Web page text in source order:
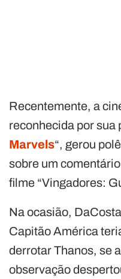
Recentemente, a
reconhecida por sua
Marvels“, gerou
sobre um
filme “Vingadores:
Na ocasião,
Capitão América
derrotar Thanos, se
observação